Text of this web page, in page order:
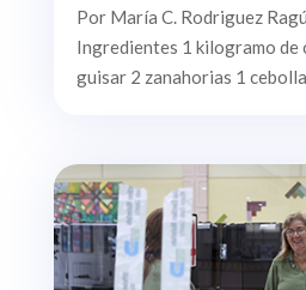
Por María C. Rodriguez
Ingredientes 1 kilogramo de
guisar 2 zanahorias 1 cebolla